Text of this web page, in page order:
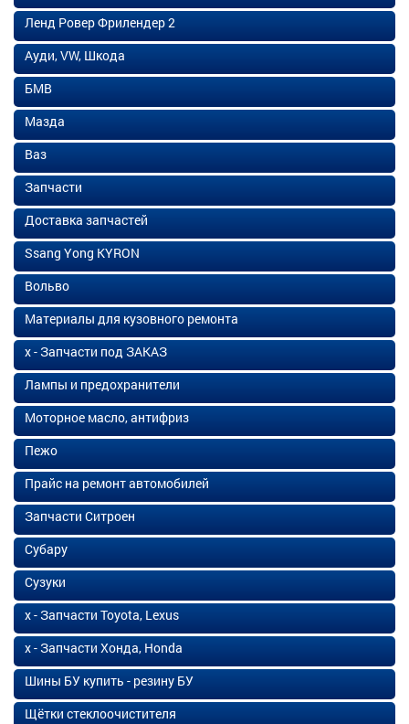
Ленд Ровер Фрилендер 2
Ауди, VW, Шкода
БМВ
Мазда
Ваз
Запчасти
Доставка запчастей
Ssang Yong KYRON
Вольво
Материалы для кузовного ремонта
х - Запчасти под ЗАКАЗ
Лампы и предохранители
Моторное масло, антифриз
Пежо
Прайс на ремонт автомобилей
Запчасти Ситроен
Субару
Сузуки
х - Запчасти Toyota, Lexus
х - Запчасти Хонда, Honda
Шины БУ купить - резину БУ
Щётки стеклоочистителя